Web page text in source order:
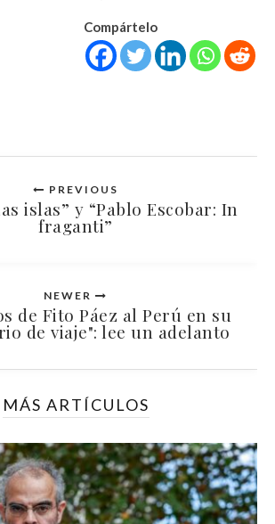
Compártelo
PREVIOUS
islas” y “Pablo Escobar: In
fraganti”
NEWER
de Fito Páez al Perú en su
de viaje": lee un adelanto
MÁS ARTÍCULOS